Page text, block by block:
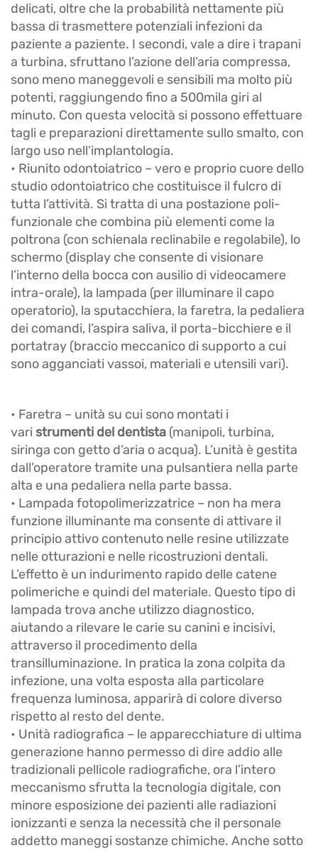
delicati, oltre che la probabilità nettamente più
bassa di trasmettere potenziali infezioni da
paziente a paziente. I secondi, vale a dire i trapani
a turbina, sfruttano l’azione dell’aria compressa,
sono meno maneggevoli e sensibili ma molto più
potenti, raggiungendo fino a 500mila giri al
minuto. Con questa velocità si possono effettuare
tagli e preparazioni direttamente sullo smalto, con
largo uso nell’implantologia.
• Riunito odontoiatrico – vero e proprio cuore dello
studio odontoiatrico che costituisce il fulcro di
tutta l’attività. Si tratta di una postazione poli-
funzionale che combina più elementi come la
poltrona (con schienala reclinabile e regolabile), lo
schermo (display che consente di visionare
l’interno della bocca con ausilio di videocamere
intra-orale), la lampada (per illuminare il capo
operatorio), la sputacchiera, la faretra, la pedaliera
dei comandi, l’aspira saliva, il porta-bicchiere e il
portatray (braccio meccanico di supporto a cui
sono agganciati vassoi, materiali e utensili vari).
• Faretra – unità su cui sono montati i
vari strumenti del dentista (manipoli, turbina,
siringa con getto d’aria o acqua). L’unità è gestita
dall’operatore tramite una pulsantiera nella parte
alta e una pedaliera nella parte bassa.
• Lampada fotopolimerizzatrice – non ha mera
funzione illuminante ma consente di attivare il
principio attivo contenuto nelle resine utilizzate
nelle otturazioni e nelle ricostruzioni dentali.
L’effetto è un indurimento rapido delle catene
polimeriche e quindi del materiale. Questo tipo di
lampada trova anche utilizzo diagnostico,
aiutando a rilevare le carie su canini e incisivi,
attraverso il procedimento della
transilluminazione. In pratica la zona colpita da
infezione, una volta esposta alla particolare
frequenza luminosa, apparirà di colore diverso
rispetto al resto del dente.
• Unità radiografica – le apparecchiature di ultima
generazione hanno permesso di dire addio alle
tradizionali pellicole radiografiche, ora l’intero
meccanismo sfrutta la tecnologia digitale, con
minore esposizione dei pazienti alle radiazioni
ionizzanti e senza la necessità che il personale
addetto maneggi sostanze chimiche. Anche sotto